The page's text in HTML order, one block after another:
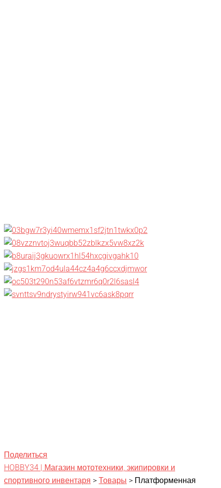
Поделиться
HOBBY34 | Магазин мототехники, экипировки и
спортивного инвентаря > Товары > Платформенная